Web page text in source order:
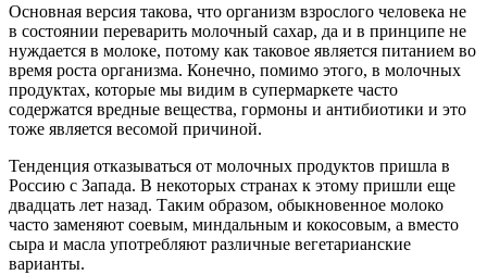
Основная версия такова, что организм взрослого человека не
в состоянии переварить молочный сахар, да и в принципе не
нуждается в молоке, потому как таковое является питанием во
время роста организма. Конечно, помимо этого, в молочных
продуктах, которые мы видим в супермаркете часто
содержатся вредные вещества, гормоны и антибиотики и это
тоже является весомой причиной.
Тенденция отказываться от молочных продуктов пришла в
Россию с Запада. В некоторых странах к этому пришли еще
двадцать лет назад. Таким образом, обыкновенное молоко
часто заменяют соевым, миндальным и кокосовым, а вместо
сыра и масла употребляют различные вегетарианские
варианты.